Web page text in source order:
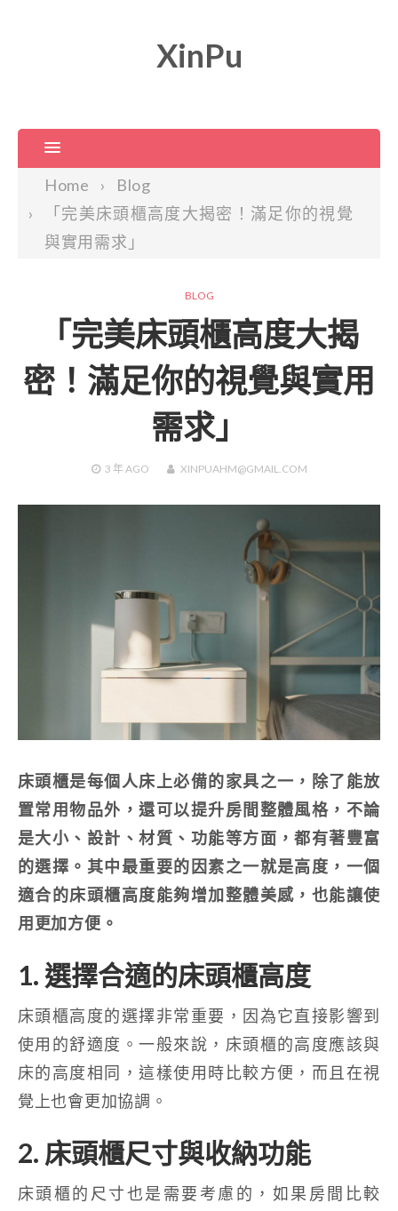
XinPu
Home
Blog
「完美床頭櫃高度大揭密！滿足你的視覺
與實用需求」
BLOG
「完美床頭櫃高度大揭
密！滿足你的視覺與實用
需求」
3 年AGO XINPUAHM@GMAIL.COM
床頭櫃是每個人床上必備的家具之一，除了能放
置常用物品外，還可以提升房間整體風格，不論
是大小、設計、材質、功能等方面，都有著豐富
的選擇。其中最重要的因素之一就是高度，一個
適合的床頭櫃高度能夠增加整體美感，也能讓使
用更加方便。
1. 選擇合適的床頭櫃高度
床頭櫃高度的選擇非常重要，因為它直接影響到
使用的舒適度。一般來說，床頭櫃的高度應該與
床的高度相同，這樣使用時比較方便，而且在視
覺上也會更加協調。
2. 床頭櫃尺寸與收納功能
床頭櫃的尺寸也是需要考慮的，如果房間比較